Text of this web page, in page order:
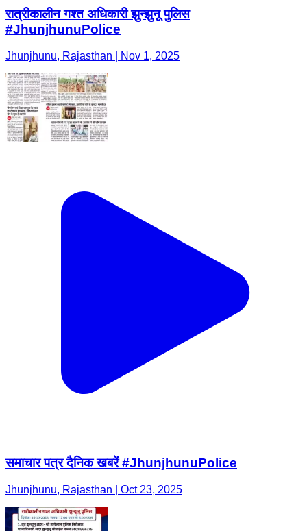
रात्रीकालीन गश्त अधिकारी झुन्झुनू पुलिस
#JhunjhunuPolice
Jhunjhunu, Rajasthan | Nov 1, 2025
समाचार पत्र दैनिक खबरें #JhunjhunuPolice
Jhunjhunu, Rajasthan | Oct 23, 2025